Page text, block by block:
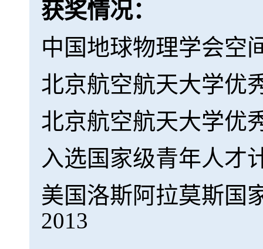
获奖情况：
中国地球物理学会空
北京航空航天大学优
北京航空航天大学优
入选国家级青年人才
美国洛斯阿拉莫斯国
2013